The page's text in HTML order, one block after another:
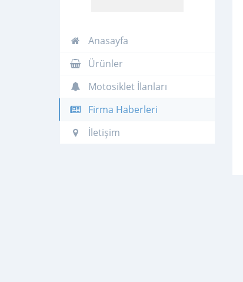
Anasayfa
Ürünler
Motosiklet İlanları
Firma Haberleri
İletişim